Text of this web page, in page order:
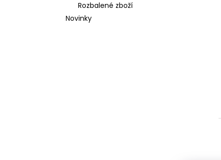
Rozbalené zboží
Novinky